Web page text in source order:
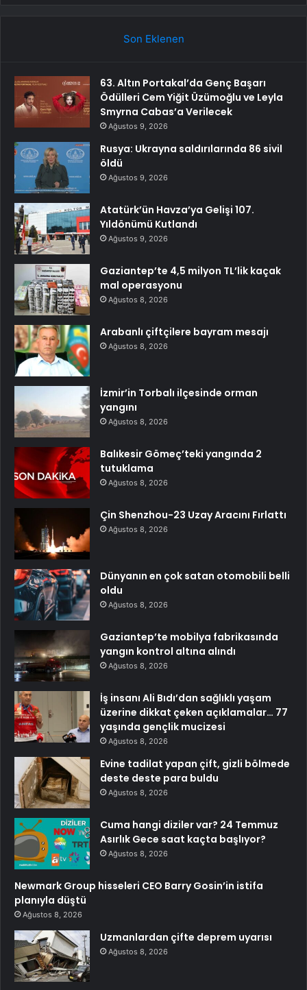
Son Eklenen
63. Altın Portakal’da Genç Başarı
Ödülleri Cem Yiğit Üzümoğlu ve Leyla
Smyrna Cabas’a Verilecek
Ağustos 9, 2026
Rusya: Ukrayna saldırılarında 86 sivil
öldü
Ağustos 9, 2026
Atatürk’ün Havza’ya Gelişi 107.
Yıldönümü Kutlandı
Ağustos 9, 2026
Gaziantep’te 4,5 milyon TL’lik kaçak
mal operasyonu
Ağustos 8, 2026
Arabanlı çiftçilere bayram mesajı
Ağustos 8, 2026
İzmir’in Torbalı ilçesinde orman
yangını
Ağustos 8, 2026
Balıkesir Gömeç’teki yangında 2
tutuklama
Ağustos 8, 2026
Çin Shenzhou-23 Uzay Aracını Fırlattı
Ağustos 8, 2026
Dünyanın en çok satan otomobili belli
oldu
Ağustos 8, 2026
Gaziantep’te mobilya fabrikasında
yangın kontrol altına alındı
Ağustos 8, 2026
İş insanı Ali Bıdı’dan sağlıklı yaşam
üzerine dikkat çeken açıklamalar… 77
yaşında gençlik mucizesi
Ağustos 8, 2026
Evine tadilat yapan çift, gizli bölmede
deste deste para buldu
Ağustos 8, 2026
Cuma hangi diziler var? 24 Temmuz
Asırlık Gece saat kaçta başlıyor?
Ağustos 8, 2026
Newmark Group hisseleri CEO Barry Gosin’in istifa
planıyla düştü
Ağustos 8, 2026
Uzmanlardan çifte deprem uyarısı
Ağustos 8, 2026